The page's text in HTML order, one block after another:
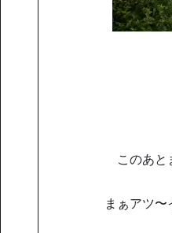
このあ
まぁアツ